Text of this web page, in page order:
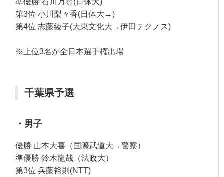
準優勝 石川万尋(日体大)
第3位 小川梨々香(日体大→)
第4位 志藤綾子(大東文化大→伊田テクノス)
※上位3名が全日本選手権出場
千葉県予選
・男子
優勝 山本大喜（国際武道大→警察）
準優勝 鈴木龍哉（法政大）
第3位 兵藤裕則(NTT)